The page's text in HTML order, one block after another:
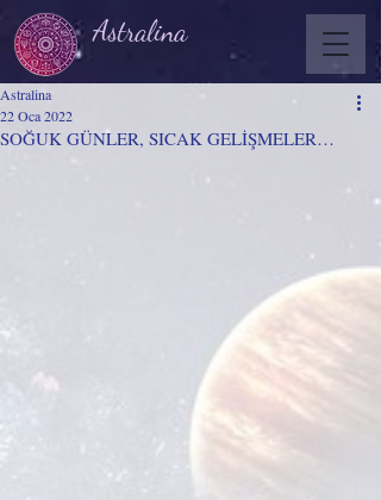
Astralina
SOĞUK GÜNLER, SICAK GELİŞMELER…
Astralina
22 Oca 2022